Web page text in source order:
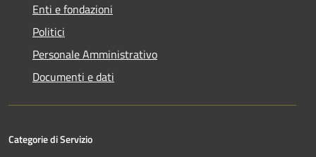
Enti e fondazioni
Politici
Personale Amministrativo
Documenti e dati
Categorie di Servizio